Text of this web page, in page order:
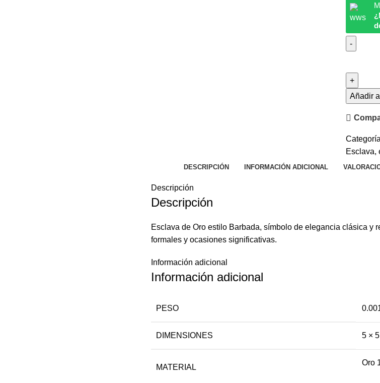
Oro
Estilo
cantidad
Añadir
Esclava,
DESCRIPCIÓN INFORMACIÓN ADICIONAL
Descripción
Descripción
Esclava de Oro estilo Barbada, símbolo de elegancia clásica y
formales y ocasiones significativas.
Información adicional
Información adicional
PESO
DIMENSIONES 5 ×
MATERIAL
Oro